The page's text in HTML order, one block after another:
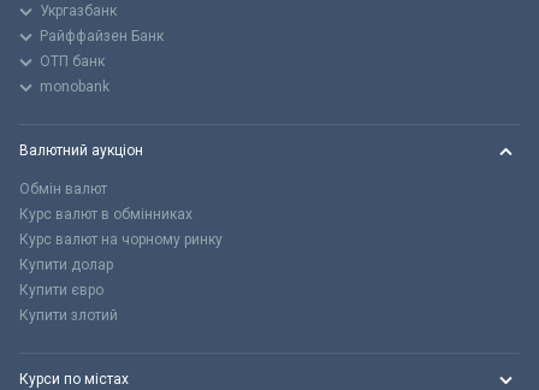
Укргазбанк
Райффайзен Банк
ОТП банк
monobank
Валютний аукціон
Обмін валют
Курс валют в обмінниках
Курс валют на чорному ринку
Купити долар
Купити євро
Купити злотий
Курси по містах